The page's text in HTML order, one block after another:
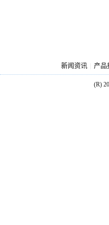
新闻资讯 产品
(R)